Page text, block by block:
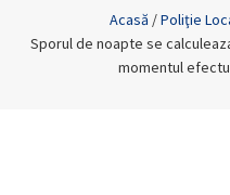
Acasă /Poliţie
Sporul de noapte se
momentul